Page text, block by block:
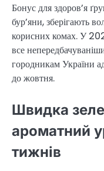
Бонус для здоров’я
бур’яни, зберігають
корисних комах. У
все
городникам України
до жовтня.
Швидка
ароматний
тижнів